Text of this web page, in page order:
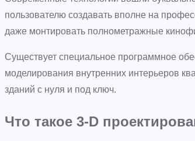
пользователю создавать вполне на
даже монтировать полнометражные
Существует специальное программное
моделирования внутренних интерьеров
зданий с нуля и под ключ.
Что такое 3-D